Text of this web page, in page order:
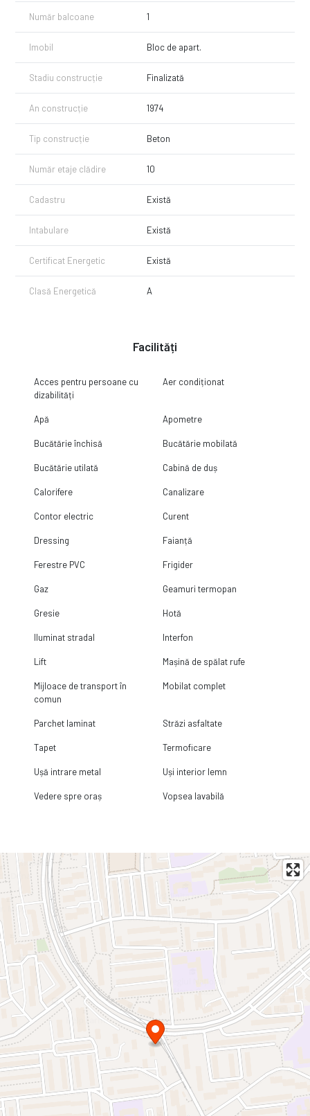
Număr balcoane 1
Imobil Bloc de apart.
Stadiu construcție Finalizată
An construcție 1974
Tip construcție Beton
Număr etaje clădire 10
Cadastru Există
Intabulare Există
Certificat Energetic Există
Clasă Energetică A
Facilități
Acces pentru persoane cu
dizabilități
Aer condiționat
Apă Apometre
Bucătărie închisă Bucătărie mobilată
Bucătărie utilată Cabină de duș
Calorifere Canalizare
Contor electric Curent
Dressing Faianță
Ferestre PVC Frigider
Gaz Geamuri termopan
Gresie Hotă
Iluminat stradal Interfon
Lift Mașină de spălat rufe
Mijloace de transport în
comun
Mobilat complet
Parchet laminat Străzi asfaltate
Tapet Termoficare
Ușă intrare metal Uși interior lemn
Vedere spre oraș Vopsea lavabilă